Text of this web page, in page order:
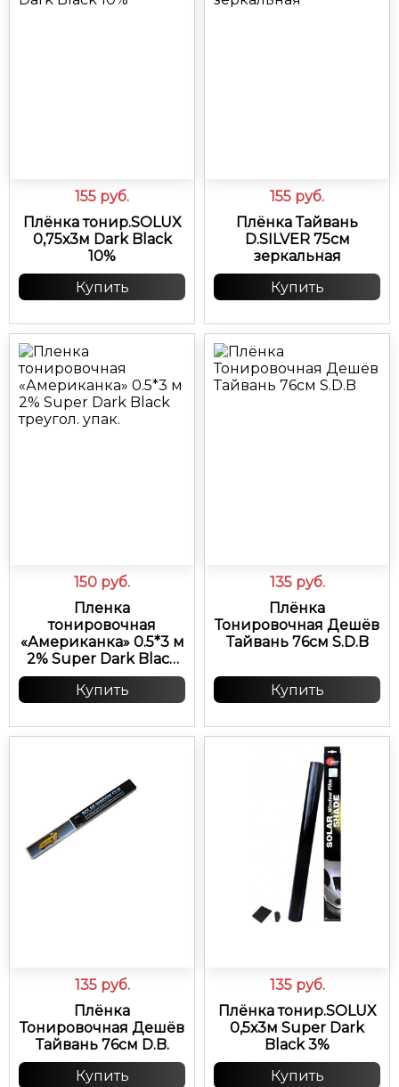
155 руб.
Плёнка тонир.SOLUX
0,75х3м Dark Black
10%
Купить
155 руб.
Плёнка Тайвань
D.SILVER 75см
зеркальная
Купить
150 руб.
Пленка
тонировочная
«Американка» 0.5*3 м
2% Super Dark Black
треугол. упак.
Купить
135 руб.
Плёнка
Тонировочная Дешёв
Тайвань 76см S.D.B
Купить
135 руб.
Плёнка
Тонировочная Дешёв
Тайвань 76см D.B.
Купить
135 руб.
Плёнка тонир.SOLUX
0,5х3м Super Dark
Black 3%
Купить